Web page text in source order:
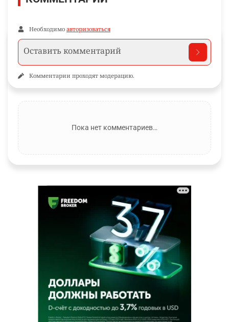
Необходимо авторизоваться
Комментарии проходят модерацию.
Пока нет комментариев…